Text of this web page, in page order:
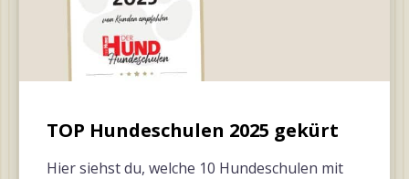
TOP Hundeschulen 2025 gekürt
Hier siehst du, welche 10 Hundeschulen mit